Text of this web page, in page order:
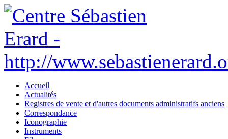
Accueil
Actualités
Registres de vente et d'autres documents administratifs anciens
Correspondance
Iconographie
Instruments